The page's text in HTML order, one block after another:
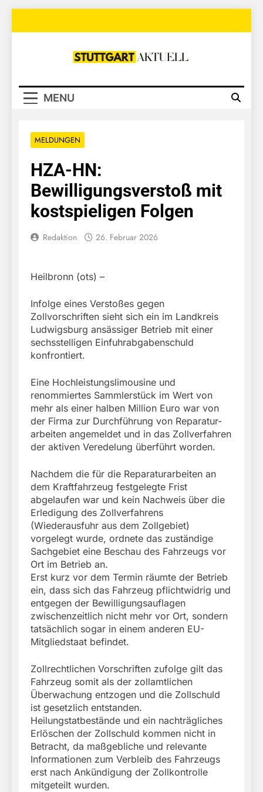
Stuttgart
MENU
MELDUNGEN
HZA-HN:
Bewilligungsverstoß mit
kostspieligen Folgen
Redaktion 26. Februar 2026
Heilbronn (ots) –
Infolge eines Verstoßes gegen
Zollvorschriften sieht sich ein im Landkreis
Ludwigsburg ansässiger Betrieb mit einer
sechsstelligen Einfuhrabgabenschuld
konfrontiert.
Eine Hochleistungslimousine und
renommiertes Sammlerstück im Wert von
mehr als einer halben Million Euro war von
der Firma zur Durchführung von Reparatur-
arbeiten angemeldet und in das Zollverfahren
der aktiven Veredelung überführt worden.
Nachdem die für die Reparaturarbeiten an
dem Kraftfahrzeug festgelegte Frist
abgelaufen war und kein Nachweis über die
Erledigung des Zollverfahrens
(Wiederausfuhr aus dem Zollgebiet)
vorgelegt wurde, ordnete das zuständige
Sachgebiet eine Beschau des Fahrzeugs vor
Ort im Betrieb an.
Erst kurz vor dem Termin räumte der Betrieb
ein, dass sich das Fahrzeug pflichtwidrig und
entgegen der Bewilligungsauflagen
zwischenzeitlich nicht mehr vor Ort, sondern
tatsächlich sogar in einem anderen EU-
Mitgliedstaat befindet.
Zollrechtlichen Vorschriften zufolge gilt das
Fahrzeug somit als der zollamtlichen
Überwachung entzogen und die Zollschuld
ist gesetzlich entstanden.
Heilungstatbestände und ein nachträgliches
Erlöschen der Zollschuld kommen nicht in
Betracht, da maßgebliche und relevante
Informationen zum Verbleib des Fahrzeugs
erst nach Ankündigung der Zollkontrolle
mitgeteilt wurden.